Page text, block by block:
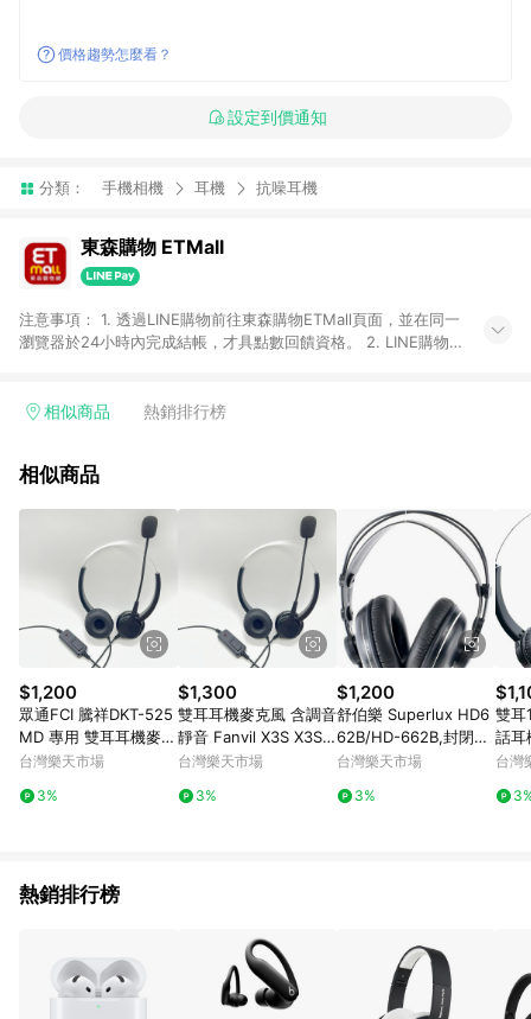
價格趨勢怎麼看？
設定到價通知
分類： 手機相機 耳機 抗噪耳機
東森購物 ETMall
注意事項： 1. 透過LINE購物前往東森購物ETMall頁面，並在同一
瀏覽器於24小時內完成結帳，才具點數回饋資格。 2. LINE購物
單，皆不在點數回饋範圍內。 3. 如購買以下類別商品，將無法獲
球嚴選、商城、專案商品、「草莓網」全館商品。 4. 如取消訂
回饋。 5. 點數回饋會扣除所有折扣優惠後之最終發票金額計算，
實際回饋請依LINE購物通知為主。 6. 訂單如有使用東森購物
ETMall站內之折扣優惠(包含但不限於東森幣、樂透金、東森現金
券等)，不具點數回饋資格。詳細請依東森購物ETMall之結帳頁面
顯示為準。 7. LINE購物設有「單一商品最高回饋點數」機制(特
殊活動時開放「回饋無上限」)，以同一訂單中同一商品不論件數
計算，並依訂單成立時間當下LINE購物所設定的回饋機制為準。
8. LINE購物為購物資訊整合性平台，商品資料更新會有時間差，
如顯示之商品規格、顏色、價位、贈品與東森購物ETMall銷售網
頁不符，以銷售網頁標示為準。 9. 若有贈點爭議，請務必於訂單
日期+180天以內至LINE購物客服洽詢；若超過180天(含)以上進
行申訴，恕無法贈點回饋。 10. 部分點數紅包僅限指定商品使
用，或不適用於無回饋商品。各點數紅包之適用商品與使用條件
相似商品 熱銷排行榜
相似商品
$1,200
眾通FCI 騰祥DKT-525
MD 專用 雙耳耳機麥克
風 含調音靜音
台灣樂天市場
3%
$1,300
雙耳耳機麥克風 含調音
靜音 Fanvil X3S X3SP
話機專用 office heads
台灣樂天市場
3%
$1,200
舒伯樂 Superlux HD6
62B/HD-662B,封閉式
全罩監聽耳機 原廠公司
台灣樂天市場
3%
雙耳
話耳
X
台灣
熱銷排行榜